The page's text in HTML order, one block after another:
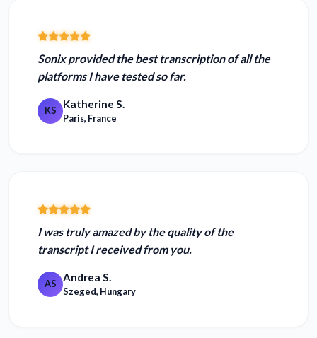
Sonix provided thebest transcription of all the
platforms I have testedso far.
KS Katherine S.
Paris, France
I was truly amazed by the quality of the
transcriptI received from you.
AS Andrea S.
Szeged, Hungary